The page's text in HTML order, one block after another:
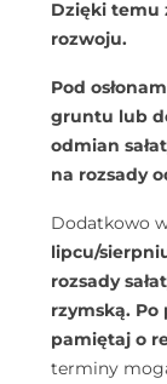
Dzięki temu
rozwoju.
Pod
gruntu lub
odmian
na rozsady
Dodatkowo
lipcu/
rozsady
rzymską. Po
pamiętaj o
terminy